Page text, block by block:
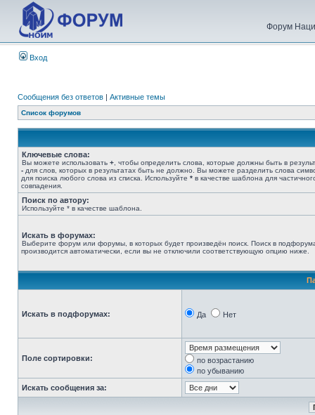
Форум
Вход
Сообщения без ответов | Активные темы
Список форумов
Ключевые слова:
Вы можете использовать + , чтобы определить слова, которые должны быть в
- для слов, которых в результатах быть не должно. Вы можете разделить слова
для поиска любого слова из списка. Используйте * в качестве шаблона для
совпадения.
Поиск по автору:
Используйте * в качестве шаблона.
Искать в форумах:
Выберите форум или форумы, в которых будет произведён поиск. Поиск в
производится автоматически, если вы не отключили соответствующую опцию ниже.
Искать в подфорумах: Да Нет
Поле сортировки:
по возрастанию
по убыванию
Искать сообщения за: